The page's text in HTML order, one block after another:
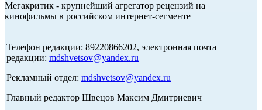
Мегакритик - крупнейший агрегатор рецензий на
кинофильмы в российском интернет-сегменте
Телефон редакции: 89220866202, электронная почта
редакции: mdshvetsov@yandex.ru
Рекламный отдел: mdshvetsov@yandex.ru
Главный редактор Швецов Максим Дмитриевич